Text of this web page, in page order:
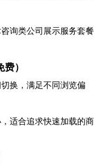
询类公司展示服务套餐
）
换，满足不同浏览偏
适合追求快速加载的商